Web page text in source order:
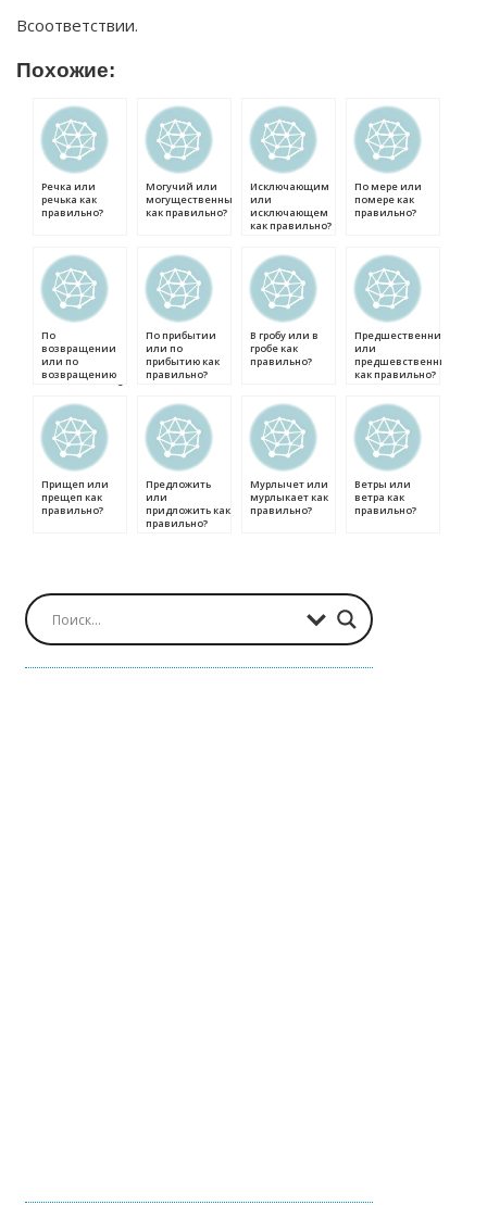
Всоответствии.
Похожие:
Речка или
речька как
правильно?
Могучий или
могущественный
как правильно?
Исключающим
или
исключающем
как правильно?
По мере или
помере как
правильно?
По
возвращении
или по
возвращению
как правильно?
По прибытии
или по
прибытию как
правильно?
В гробу или в
гробе как
правильно?
Предшественник
или
предшевственник
как правильно?
Прищеп или
прещеп как
правильно?
Предложить
или
придложить как
правильно?
Мурлычет или
мурлыкает как
правильно?
Ветры или
ветра как
правильно?